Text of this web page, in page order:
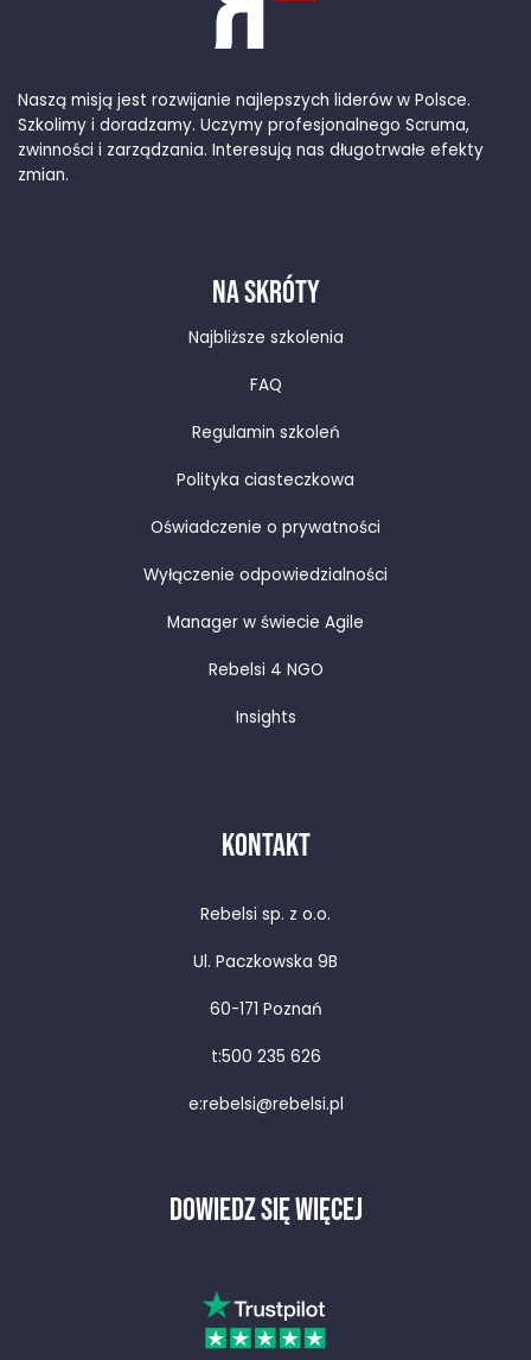
Naszą misją jest rozwijanie najlepszych liderów w Polsce.
Szkolimy i doradzamy. Uczymy profesjonalnego Scruma,
zwinności i zarządzania. Interesują nas długotrwałe efekty
zmian.
NA SKRÓTY
Najbliższe szkolenia
FAQ
Regulamin szkoleń
Polityka ciasteczkowa
Oświadczenie o prywatności
Wyłączenie odpowiedzialności
Manager w świecie Agile
Rebelsi 4 NGO
Insights
KONTAKT
Rebelsi sp. z o.o.
Ul. Paczkowska 9B
60-171 Poznań
t:500 235 626
e: rebelsi@rebelsi.pl
DOWIEDZ SIĘ WIĘCEJ